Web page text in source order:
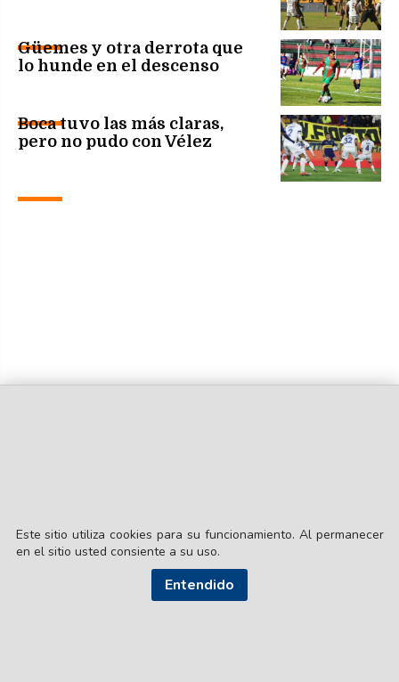
Güemes y otra derrota que
lo hunde en el descenso
Boca tuvo las más claras,
pero no pudo con Vélez
Director Editorial: Lic. Gustavo Eduardo Ick
Este sitio utiliza cookies para su funcionamiento. Al permanecer
en el sitio usted consiente a su uso.
Entendido